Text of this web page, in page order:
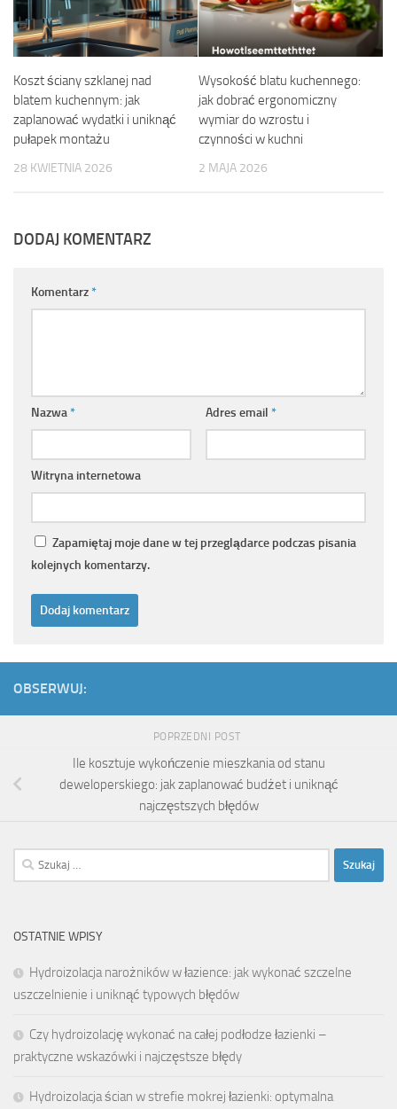
Koszt ściany szklanej nad
blatem kuchennym: jak
zaplanować wydatki i uniknąć
pułapek montażu
28 KWIETNIA 2026
Wysokość blatu kuchennego:
jak dobrać ergonomiczny
wymiar do wzrostu i
czynności w kuchni
2 MAJA 2026
DODAJ KOMENTARZ
Komentarz*
Nazwa* Adres email *
Witryna internetowa
Zapamiętaj moje dane w tej przeglądarce podczas pisania
kolejnych komentarzy.
OBSERWUJ:
POPRZEDNI POST
Ile kosztuje wykończenie mieszkania od stanu
deweloperskiego: jak zaplanować budżet i uniknąć
najczęstszych błędów
Szukaj:
OSTATNIE WPISY
Hydroizolacja narożników w łazience: jak wykonać szczelne
uszczelnienie i uniknąć typowych błędów
Czy hydroizolację wykonać na całej podłodze łazienki –
praktyczne wskazówki i najczęstsze błędy
Hydroizolacja ścian w strefie mokrej łazienki: optymalna